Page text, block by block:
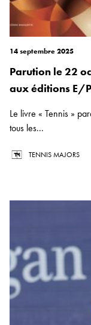
14 septembre 2025
Parution le 22
aux éditions E/
Le livre « Tennis »
tous les...
TENNIS MAJORS